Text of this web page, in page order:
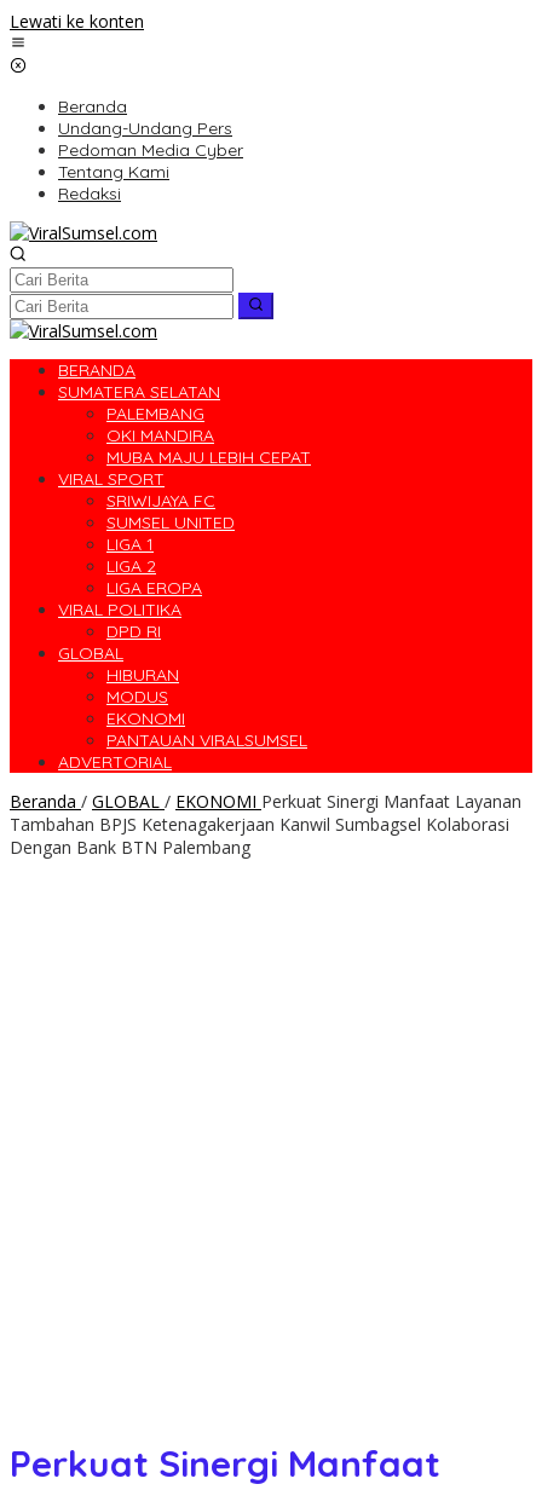
Lewati ke konten
Beranda
Undang-Undang Pers
Pedoman Media Cyber
Tentang Kami
Redaksi
BERANDA
SUMATERA SELATAN
PALEMBANG
OKI MANDIRA
MUBA MAJU LEBIH CEPAT
VIRAL SPORT
SRIWIJAYA FC
SUMSEL UNITED
LIGA 1
LIGA 2
LIGA EROPA
VIRAL POLITIKA
DPD RI
GLOBAL
HIBURAN
MODUS
EKONOMI
PANTAUAN VIRALSUMSEL
ADVERTORIAL
Beranda / GLOBAL / EKONOMI Perkuat Sinergi Manfaat Layanan
Tambahan BPJS Ketenagakerjaan Kanwil Sumbagsel Kolaborasi
Dengan Bank BTN Palembang
Perkuat Sinergi Manfaat